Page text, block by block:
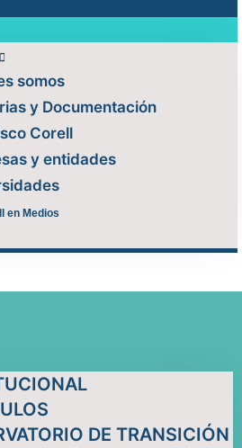
somos
y Documentación
Corell
y entidades
en Medios
DE TRANSICIÓN